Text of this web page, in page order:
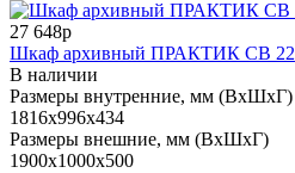
27 648р
Шкаф архивный ПРАКТИК СВ 22
В наличии
Размеры внутренние, мм (ВхШхГ)
1816x996x434
Размеры внешние, мм (ВхШхГ)
1900x1000x500